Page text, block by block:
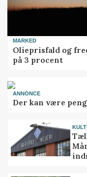
MARKED
Olieprisfald og
på 3 procent
ANNONCE
Der kan være